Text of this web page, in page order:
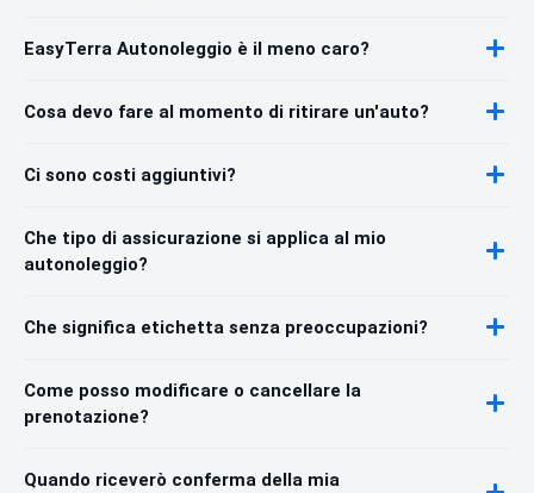
EasyTerra Autonoleggio è il meno caro?
Cosa devo fare al momento di ritirare un'auto?
Ci sono costi aggiuntivi?
Che tipo di assicurazione si applica al mio
autonoleggio?
Che significa etichetta senza preoccupazioni?
Come posso modificare o cancellare la
prenotazione?
Quando riceverò conferma della mia